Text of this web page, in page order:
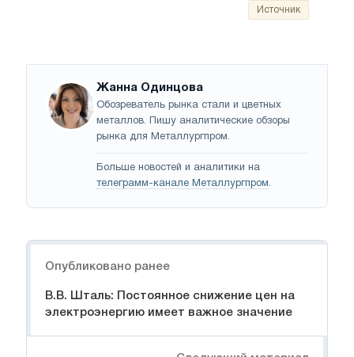
Источник
Жанна Одинцова
Обозреватель рынка стали и цветных
металлов. Пишу аналитические обзоры
рынка для Металлургпром.
Больше новостей и аналитики на
телеграмм-канале Металлургпром.
Опубликовано ранее
В.В. Шталь: Постоянное снижение цен на
электроэнергию имеет важное значение